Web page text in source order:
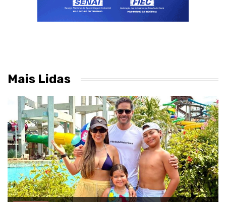
Mais Lidas